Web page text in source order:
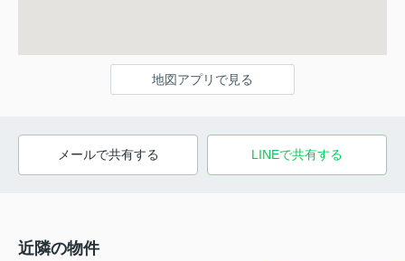
地図アプリで見る
メールで共有する LINEで共有する
近隣の物件